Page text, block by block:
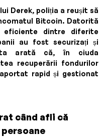
Derek, poliția a reușit să
Bitcoin. Datorită
eficiente dintre diferite
au fost securizați și
arată că, în ciuda
recuperării fondurilor
rapid și gestionat
când afli că